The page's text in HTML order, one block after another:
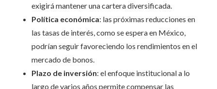
exigirá mantener una cartera diversificada.
Política económica: las próximas reducciones en
las tasas de interés, como se espera en México,
podrían seguir favoreciendo los rendimientos en el
mercado de bonos.
Plazo de inversión: el enfoque institucional a lo
largo de varios años permite compensar las